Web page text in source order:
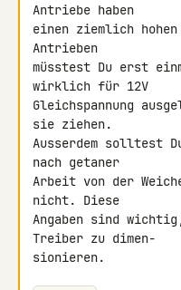
Antriebe haben
einen ziemlich
Antrieben
müsstest Du erst
wirklich für 12V
Gleichspannung
sie ziehen.
Ausserdem solltest
nach getaner
Arbeit von der
nicht. Diese
Angaben sind
Treiber zu dimen-
sionieren.